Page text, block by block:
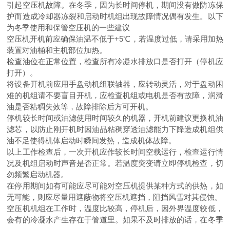
引起空压机故障。在冬季，因为长时间停机，期间没有做防冻保
护而造成冷却器冻裂和启动时机组出现故障情况偶有发生。以下
为冬季使用和保管空压机的一些建议
空压机开机前应确保油温不低于+5℃，若温度过低，请采用加热
装置对油桶和主机部位加热。
检查油位在正常位置，检查所有冷凝水排放口是否打开（停机应
打开）。
将设备开机前应用手盘动机组联轴器，应转动灵活，对于盘动困
难的机组请不要盲目开机，应检查机组或电机是否有故障，润滑
油是否粘稠失效等，故障排除后方可开机。
停机较长时间或油滤使用时间较久的机器，开机前建议更换机油
滤芯，以防止刚开机时因油品粘稠穿透油滤能力下降造成机组供
油不足使得机体启动时瞬间发热，造成机体故障。
以上工作检查后，一次开机应作较长时间空载运行，检查运行情
况及机组启动时声音是否正常。若温度突变请立即停机检查，切
勿频繁启动机器。
在停用期间如有可能应尽可能对空压机提供某种方式的供热，如
无可能，则应尽量用遮蔽物将空压机遮挡，阻挡风雪对其侵蚀。
空压机机组在工作时，温度比较高，停机后，因外界温度较低，
会有的冷凝水产生存在于管道里。如果不及时排放的话，在冬季